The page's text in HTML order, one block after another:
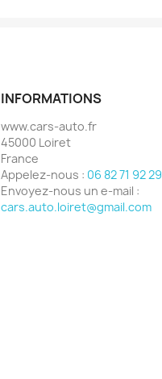
INFORMATIONS
www.cars-auto.fr
45000 Loiret
France
Appelez-nous : 06 82 71 92 29
Envoyez-nous un e-mail :
cars.auto.loiret@gmail.com